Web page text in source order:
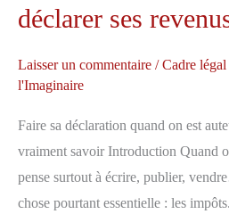
page
livre
:
déclarer ses
Laisser un commentaire /Cadre
l'Imaginaire
Faire sa déclaration quand on est
vraiment savoir Introduction Quand
pense surtout à écrire, publier,
chose pourtant essentielle : les